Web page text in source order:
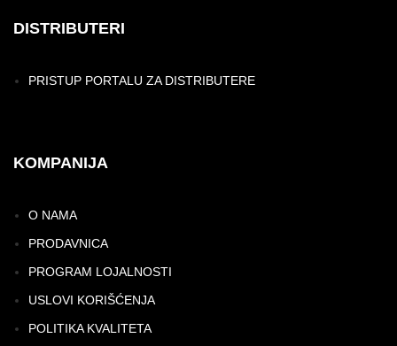
DISTRIBUTERI
PRISTUP PORTALU ZA DISTRIBUTERE
KOMPANIJA
O NAMA
PRODAVNICA
PROGRAM LOJALNOSTI
USLOVI KORIŠĆENJA
POLITIKA KVALITETA